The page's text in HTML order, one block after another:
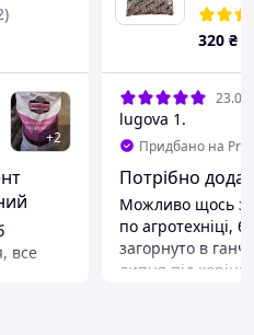
+2
все
320 ₴
lugova 1.
Придбано на
Потрібно
Можливо щось
по агротехніці,
загорнуто в
липня під